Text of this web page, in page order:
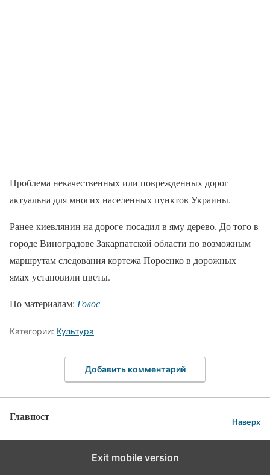
Проблема некачественных или поврежденных дорог
актуальна для многих населенных пунктов Украины.
Ранее киевлянин на дороге посадил в яму дерево. До того в
городе Виноградове Закарпатской области по возможным
маршрутам следования кортежа Пороенко в дорожных
ямах установили цветы.
По материалам: Голос
Категории: Культура
Добавить комментарий
Главпост Наверх
Exit mobile version